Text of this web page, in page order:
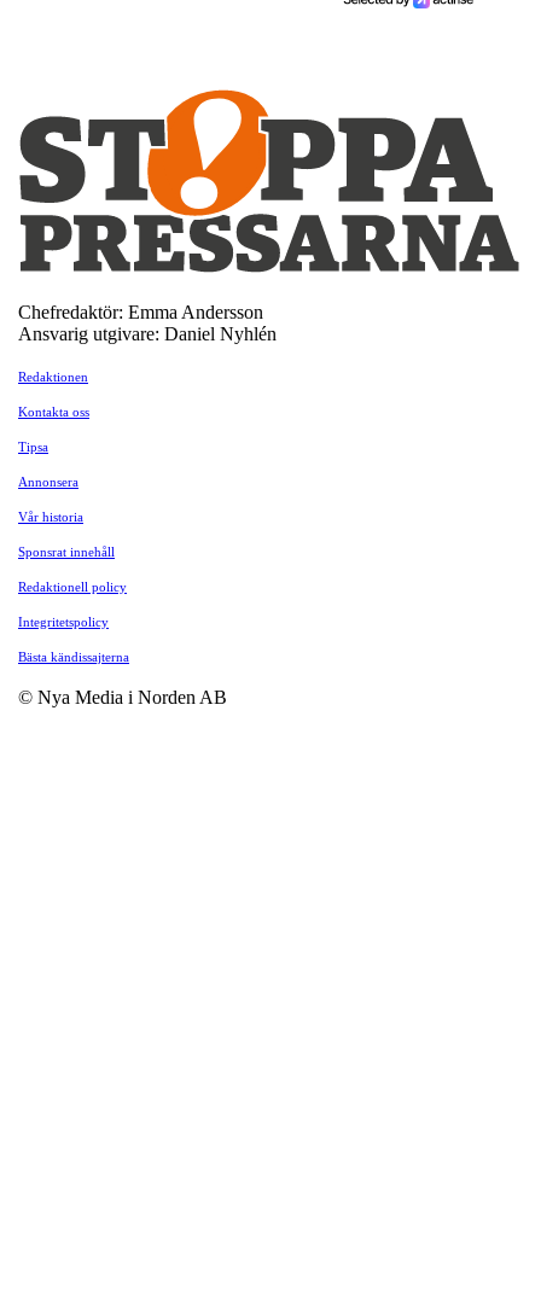
Chefredaktör: Emma Andersson
Ansvarig utgivare: Daniel Nyhlén
Redaktionen
Kontakta oss
Tipsa
Annonsera
Vår historia
Sponsrat innehåll
Redaktionell policy
Integritetspolicy
Bästa kändissajterna
© Nya Media i Norden AB